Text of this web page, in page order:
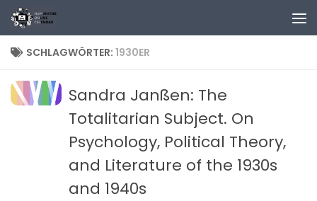
Zum Inhalt springen
SCHLAGWÖRTER: 1930ER
Sandra Janßen: The
Totalitarian Subject. On
Psychology, Political Theory,
and Literature of the 1930s
and 1940s